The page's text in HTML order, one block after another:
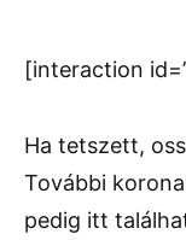
[interaction
Ha tetszett,
További
pedig itt